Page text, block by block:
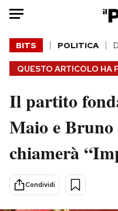
HOME
Italia
Politica
Tecnologia
Scienza
QUESTO ARTICOLO HA
BITS POLITICA
Il partito
Maio e Bruno
chiamerà
Condividi